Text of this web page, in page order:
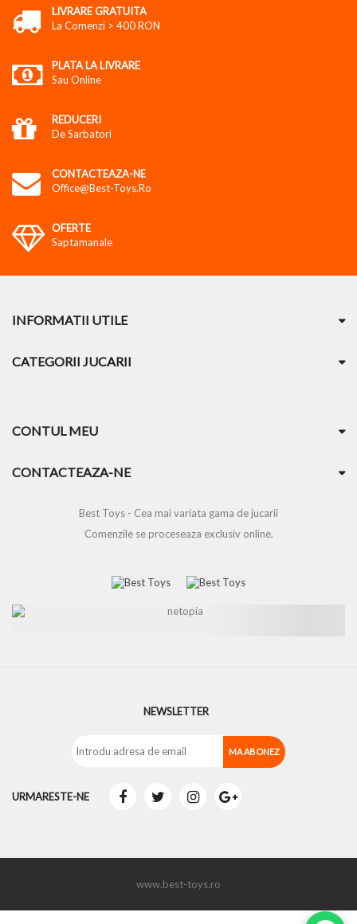
LIVRARE GRATUITA
La Comenzi > 400 RON
PLATA LA LIVRARE
Sau Online
REDUCERI
De Sarbatori
CONTACTEAZA-NE
Office@best-Toys.ro
OFERTE
Saptamanale
INFORMATII UTILE
CATEGORII JUCARII
CONTUL MEU
CONTACTEAZA-NE
Best Toys - Cea mai variata gama de jucarii
Comenzile se proceseaza exclusiv online.
NEWSLETTER
URMARESTE-NE
www.best-toys.ro